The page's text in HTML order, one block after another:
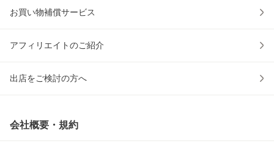
お買い物補償サービス
アフィリエイトのご紹介
出店をご検討の方へ
会社概要・規約